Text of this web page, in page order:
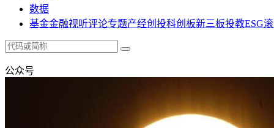
数据
基金金融视听评论专题产经创投科创板新三板投教ESG
公众号